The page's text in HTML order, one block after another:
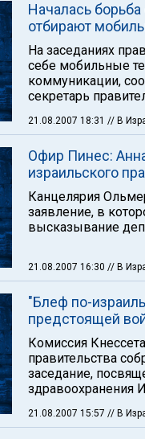
Началась
отбирают
На заседаниях
себе мобильные
коммуникации,
секретарь
21.08.2007 18:31 // В
Офир Пинес:
израильского
Канцелярия
заявление, в
высказывание
21.08.2007 16:30 // В
"Блеф по-
предстоящей
Комиссия
правительства
заседание,
здравоохранения
21.08.2007 15:57 // В